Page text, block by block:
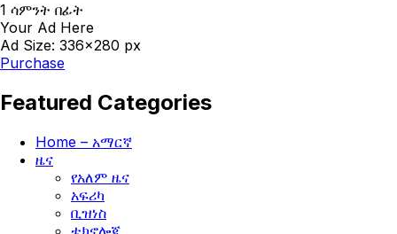
1 ሳምንት በፊት
Your Ad Here
Ad Size: 336x280 px
Purchase
Featured Categories
Home – አማርኛ
ዜና
የአለም ዜና
አፍሪካ
ቢዝነስ